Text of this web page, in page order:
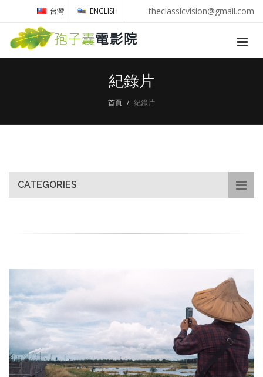
theclassicvision@gmail.com
台灣 ENGLISH
紀錄片
首頁 紀錄片
CATEGORIES